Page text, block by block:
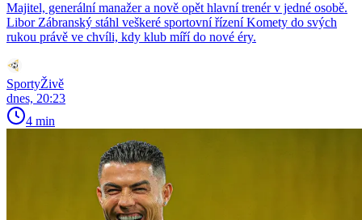
Majitel, generální manažer a nově opět hlavní trenér v jedné osobě.
Libor Zábranský stáhl veškeré sportovní řízení Komety do svých
rukou právě ve chvíli, kdy klub míří do nové éry.
SportyŽivě
dnes, 20:23
4 min